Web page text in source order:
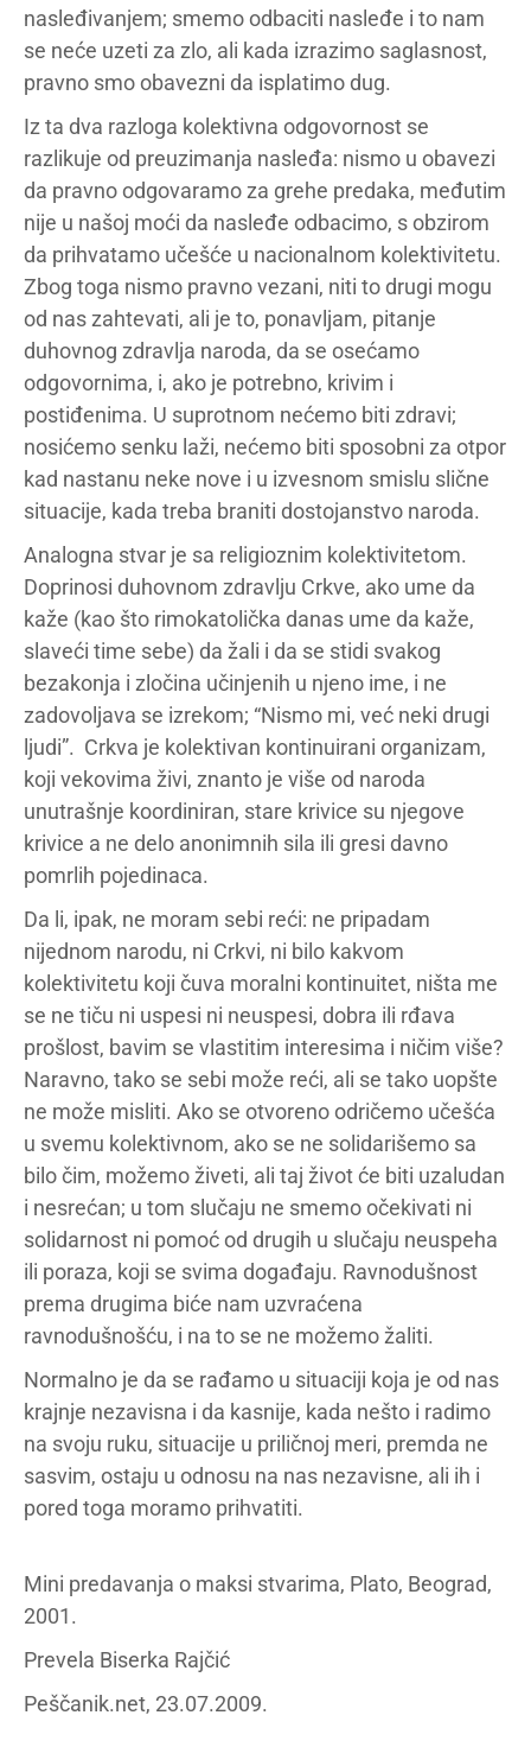
nasleđivanjem; smemo odbaciti nasleđe i to nam
se neće uzeti za zlo, ali kada izrazimo saglasnost,
pravno smo obavezni da isplatimo dug.
Iz ta dva razloga kolektivna odgovornost se
razlikuje od preuzimanja nasleđa: nismo u obavezi
da pravno odgovaramo za grehe predaka, međutim
nije u našoj moći da nasleđe odbacimo, s obzirom
da prihvatamo učešće u nacionalnom kolektivitetu.
Zbog toga nismo pravno vezani, niti to drugi mogu
od nas zahtevati, ali je to, ponavljam, pitanje
duhovnog zdravlja naroda, da se osećamo
odgovornima, i, ako je potrebno, krivim i
postiđenima. U suprotnom nećemo biti zdravi;
nosićemo senku laži, nećemo biti sposobni za otpor
kad nastanu neke nove i u izvesnom smislu slične
situacije, kada treba braniti dostojanstvo naroda.
Analogna stvar je sa religioznim kolektivitetom.
Doprinosi duhovnom zdravlju Crkve, ako ume da
kaže (kao što rimokatolička danas ume da kaže,
slaveći time sebe) da žali i da se stidi svakog
bezakonja i zločina učinjenih u njeno ime, i ne
zadovoljava se izrekom; “Nismo mi, već neki drugi
ljudi”. Crkva je kolektivan kontinuirani organizam,
koji vekovima živi, znanto je više od naroda
unutrašnje koordiniran, stare krivice su njegove
krivice a ne delo anonimnih sila ili gresi davno
pomrlih pojedinaca.
Da li, ipak, ne moram sebi reći: ne pripadam
nijednom narodu, ni Crkvi, ni bilo kakvom
kolektivitetu koji čuva moralni kontinuitet, ništa me
se ne tiču ni uspesi ni neuspesi, dobra ili rđava
prošlost, bavim se vlastitim interesima i ničim više?
Naravno, tako se sebi može reći, ali se tako uopšte
ne može misliti. Ako se otvoreno odričemo učešća
u svemu kolektivnom, ako se ne solidarišemo sa
bilo čim, možemo živeti, ali taj život će biti uzaludan
i nesrećan; u tom slučaju ne smemo očekivati ni
solidarnost ni pomoć od drugih u slučaju neuspeha
ili poraza, koji se svima događaju. Ravnodušnost
prema drugima biće nam uzvraćena
ravnodušnošću, i na to se ne možemo žaliti.
Normalno je da se rađamo u situaciji koja je od nas
krajnje nezavisna i da kasnije, kada nešto i radimo
na svoju ruku, situacije u priličnoj meri, premda ne
sasvim, ostaju u odnosu na nas nezavisne, ali ih i
pored toga moramo prihvatiti.
Mini predavanja o maksi stvarima, Plato, Beograd,
2001.
Prevela Biserka Rajčić
Peščanik.net, 23.07.2009.